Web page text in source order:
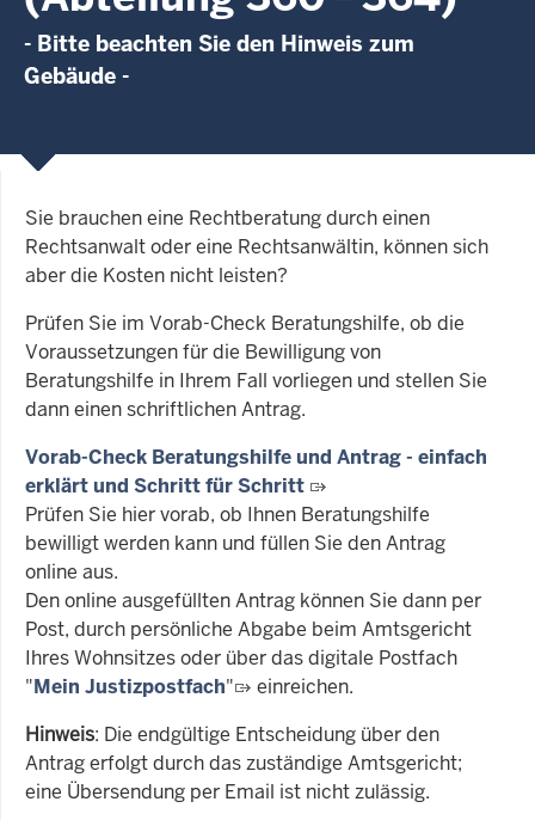
- Bitte beachten Sie den Hinweis zum
Gebäude -
Sie brauchen eine Rechtberatung durch einen
Rechtsanwalt oder eine Rechtsanwältin, können sich
aber die Kosten nicht leisten?
Prüfen Sie im Vorab-Check Beratungshilfe, ob die
Voraussetzungen für die Bewilligung von
Beratungshilfe in Ihrem Fall vorliegen und stellen Sie
dann einen schriftlichen Antrag.
Vorab-Check Beratungshilfe und Antrag - einfach
erklärt und Schritt für Schritt
Prüfen Sie hier vorab, ob Ihnen Beratungshilfe
bewilligt werden kann und füllen Sie den Antrag
online aus.
Den online ausgefüllten Antrag können Sie dann per
Post, durch persönliche Abgabe beim Amtsgericht
Ihres Wohnsitzes oder über das digitale Postfach
"Mein Justizpostfach"
einreichen.
Hinweis: Die endgültige Entscheidung über den
Antrag erfolgt durch das zuständige Amtsgericht;
eine Übersendung per Email ist nicht zulässig.